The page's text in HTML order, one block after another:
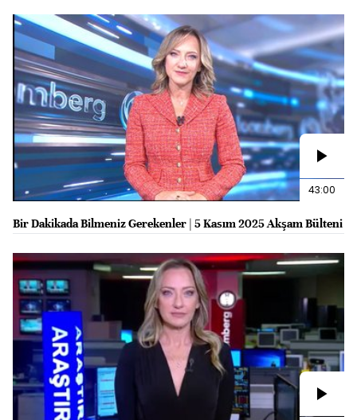
43:00
Bir Dakikada Bilmeniz Gerekenler | 5 Kasım 2025 Akşam Bülteni